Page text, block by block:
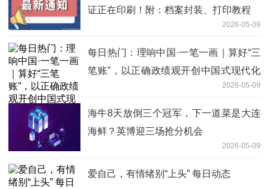
证正在印刷！附：档案封装、打印教程
2026-05-09
每日热门：理响中国·一笔一画｜算好“三
笔账”，以正确政绩观开创中国式现代化
2026-05-09
海牛8天放倒三个冠军，下一道菜是大连
海鲜？英博迎三场抢分机会
2026-05-09
爱自己，有情绪别“上头” 每日动态